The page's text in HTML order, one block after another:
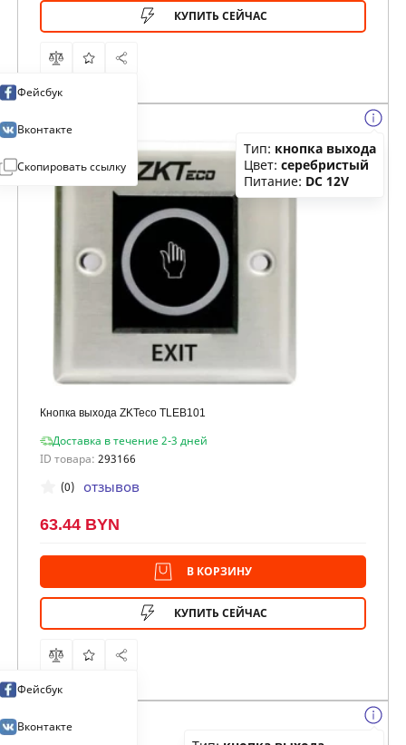
КУПИТЬ СЕЙЧАС
Фейсбук
Вконтакте
Скопировать ссылку
Кнопка выхода ZKTeco TLEB101
Доставка в течение 2-3 дней
ID товара: 293166
Тип: кнопка выхода
Цвет: серебристый
Питание: DC 12V
(0) отзывов
63.44 BYN
В КОРЗИНУ
КУПИТЬ СЕЙЧАС
Фейсбук
Вконтакте